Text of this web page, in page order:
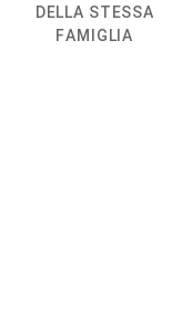
DELLA STESSA
FAMIGLIA